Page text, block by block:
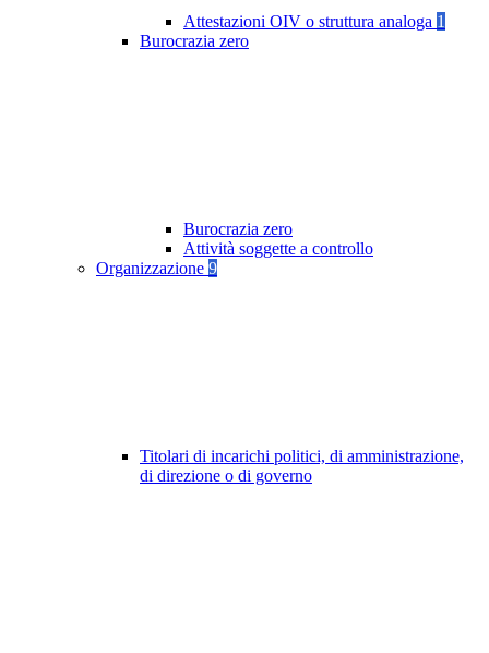
Attestazioni OIV o struttura analoga 1
Burocrazia zero
Burocrazia zero
Attività soggette a controllo
Organizzazione 9
Titolari di incarichi politici, di amministrazione,
di direzione o di governo